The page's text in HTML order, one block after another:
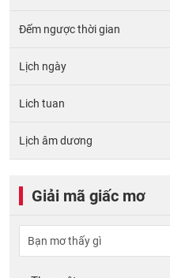
Đếm ngược thời gian
Lịch ngày
Lich tuan
Lịch âm dương
Giải mã giấc mơ